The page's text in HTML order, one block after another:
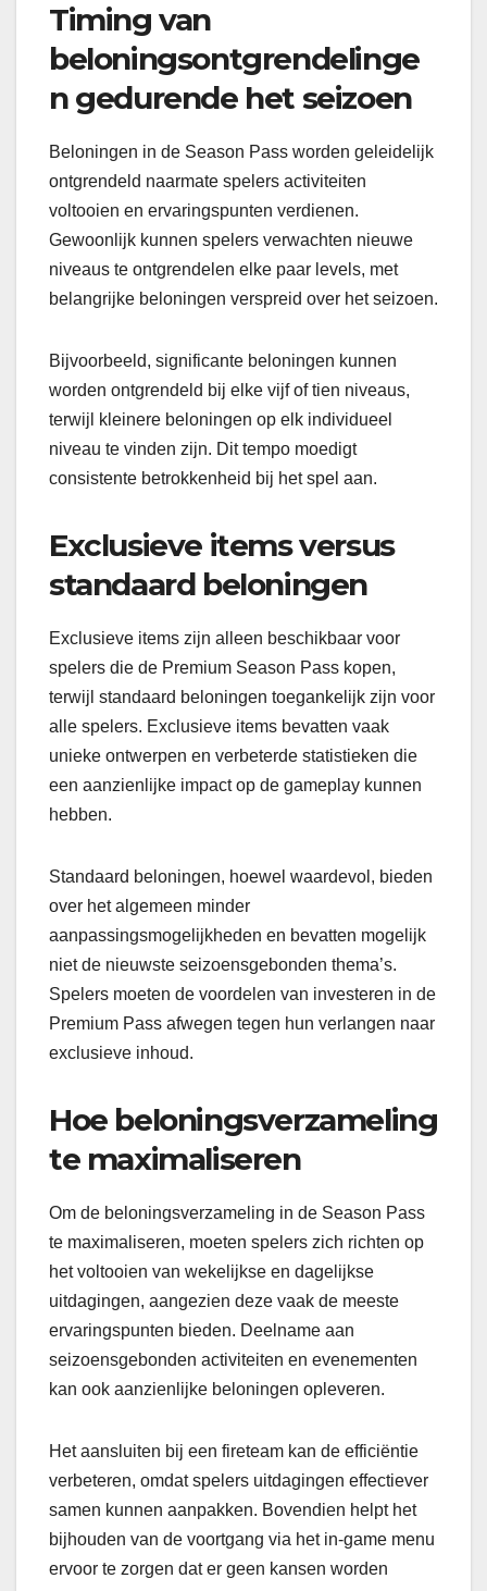
Timing van
beloningsontgrendelinge
n gedurende het seizoen
Beloningen in de Season Pass worden geleidelijk
ontgrendeld naarmate spelers activiteiten
voltooien en ervaringspunten verdienen.
Gewoonlijk kunnen spelers verwachten nieuwe
niveaus te ontgrendelen elke paar levels, met
belangrijke beloningen verspreid over het seizoen.
Bijvoorbeeld, significante beloningen kunnen
worden ontgrendeld bij elke vijf of tien niveaus,
terwijl kleinere beloningen op elk individueel
niveau te vinden zijn. Dit tempo moedigt
consistente betrokkenheid bij het spel aan.
Exclusieve items versus
standaard beloningen
Exclusieve items zijn alleen beschikbaar voor
spelers die de Premium Season Pass kopen,
terwijl standaard beloningen toegankelijk zijn voor
alle spelers. Exclusieve items bevatten vaak
unieke ontwerpen en verbeterde statistieken die
een aanzienlijke impact op de gameplay kunnen
hebben.
Standaard beloningen, hoewel waardevol, bieden
over het algemeen minder
aanpassingsmogelijkheden en bevatten mogelijk
niet de nieuwste seizoensgebonden thema’s.
Spelers moeten de voordelen van investeren in de
Premium Pass afwegen tegen hun verlangen naar
exclusieve inhoud.
Hoe beloningsverzameling
te maximaliseren
Om de beloningsverzameling in de Season Pass
te maximaliseren, moeten spelers zich richten op
het voltooien van wekelijkse en dagelijkse
uitdagingen, aangezien deze vaak de meeste
ervaringspunten bieden. Deelname aan
seizoensgebonden activiteiten en evenementen
kan ook aanzienlijke beloningen opleveren.
Het aansluiten bij een fireteam kan de efficiëntie
verbeteren, omdat spelers uitdagingen effectiever
samen kunnen aanpakken. Bovendien helpt het
bijhouden van de voortgang via het in-game menu
ervoor te zorgen dat er geen kansen worden